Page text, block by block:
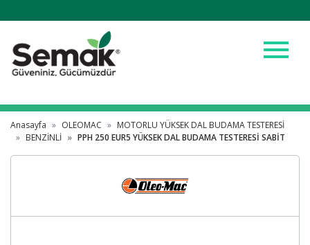
menu
Anasayfa OLEOMAC
MOTORLU YÜKSEK DAL BUDAMA TESTERESİ
BENZİNLİ
PPH 250 EUR5 YÜKSEK DAL BUDAMA TESTERESİ SABİT